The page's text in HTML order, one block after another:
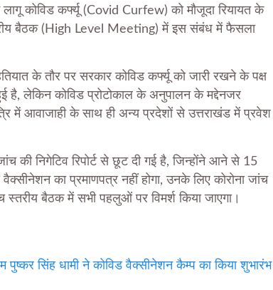
कोविड कर्फ्यू (Covid Curfew) को मौजूदा रियायत के
बैठक (High Level Meeting) में इस संबंध में फैसला
के तौर पर सरकार कोविड कर्फ्यू को जारी रखने के पक्ष
है, लेकिन कोविड प्रोटोकाल के अनुपालन के मद्देनजर
में आवाजाही के साथ ही अन्य प्रदेशों से उत्तराखंड में प्रवेश
की निगेटिव रिपोर्ट से छूट दी गई है, जिन्होंने आने से 15
का प्रमाणपत्र नहीं होगा, उनके लिए कोरोना जांच
स्तरीय बैठक में सभी पहलुओं पर विमर्श किया जाएगा।
पुष्कर सिंह धामी ने कोविड वैक्सीनेशन कैम्प का किया शुभारंभ